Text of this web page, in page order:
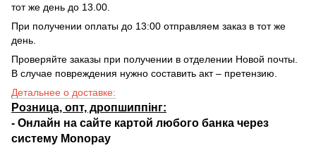
тот же день до 13.00.
При получении оплаты до 13:00 отправляем заказ в тот же
день.
Проверяйте заказы при получении в отделении Новой почты.
В случае повреждения нужно составить акт – претензию.
Детальнее о доставке:
Розница, опт, дропшиппінг:
- Онлайн на сайте картой любого банка через
систему Monopay